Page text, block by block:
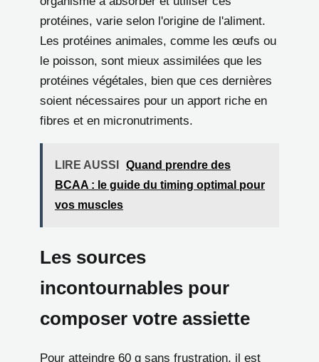
protéines, varie selon l'origine de l'aliment.
Les protéines animales, comme les œufs ou
le poisson, sont mieux assimilées que les
protéines végétales, bien que ces dernières
soient nécessaires pour un apport riche en
fibres et en micronutriments.
LIRE AUSSI
Quand prendre des
BCAA : le guide du timing optimal pour
vos muscles
Les sources
incontournables pour
composer votre assiette
Pour atteindre 60 g sans frustration, il est